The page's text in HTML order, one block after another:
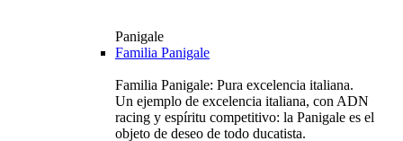
Panigale
Familia Panigale
Familia Panigale: Pura excelencia italiana.
Un ejemplo de excelencia italiana, con ADN
racing y espíritu competitivo: la Panigale es el
objeto de deseo de todo ducatista.